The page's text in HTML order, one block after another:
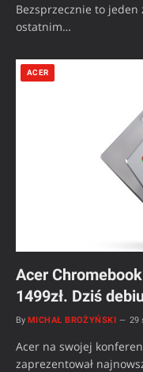
Bezsprzecznie to
ostatnim…
ACER
Acer
1499zł. Dziś
By MICHAŁ BROŻYŃSKI 29
Acer na swojej
zaprezentował